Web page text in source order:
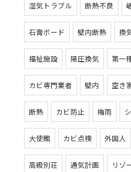
湿気トラブル 断熱不良
石膏ボード 壁内断熱 換
福祉施設 陽圧換気 第一
カビ専門業者 壁内 空き
断熱 カビ防止 梅雨
大使館 カビ点検 外国人
高級別荘 通気計画 リゾ